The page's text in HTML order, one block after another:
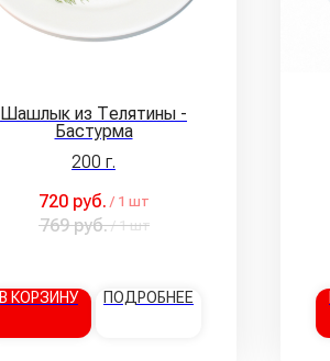
Шашлык из Телятины -
Бастурма
200 г.
720 руб. / 1 шт
769 руб. / 1 шт
В КОРЗИНУ ПОДРОБНЕЕ